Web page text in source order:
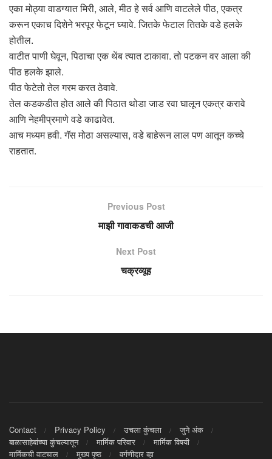
एका मोठ्या वाडग्यात मिरी, आले, मीठ हे सर्व आणि वाटलेले पीठ, एकत्र
करून एकाच दिशेने भरपूर फेटून घ्यावे. जितके फेटाल तितके वडे हलके
होतील.
वाटीत पाणी घेवून, पिठाचा एक थेंब त्यात टाकावा. तो पटकन वर आला की
पीठ हलके झाले.
पीठ फेटेतो तेल गरम करत ठेवावे.
तेल कडकडीत होत आले की पिठात थोडा जाड रवा घालून एकत्र करावे
आणि नेहमीप्रमाणे वडे काढावेत.
आच मध्यम हवी. गॅस मोठा असल्यास, वडे बाहेरून लाल पण आतून कच्चे
राहतात.
Previous Post
माझी गावाकडची आजी
Next Post
चक्रव्यूह
Contact Privacy Policy उचला कुंचला
जुने अंक
बाळासाहेबांच्या कुंचल्यातून
मार्मिक परिवार
मार्मिक विषयी
मार्मिकची वाटचाल
मुख्य पृष्ठ वर्गणीदार व्हा